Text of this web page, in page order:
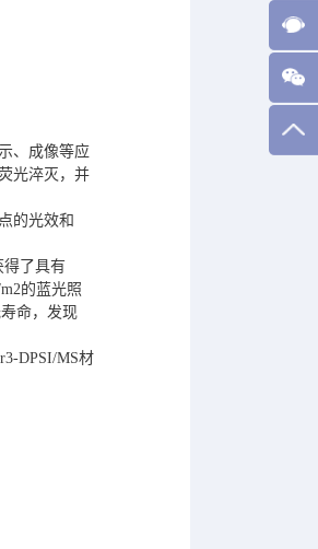
、成像等应
光淬灭，并
的光效和
得了具有
的蓝光照
命，发现
DPSI/MS材